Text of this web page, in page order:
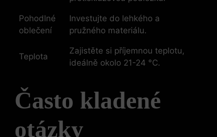
Pohodlné
oblečení
Investujte do lehkého a
pružného materiálu.
Teplota
Zajistěte si příjemnou teplotu,
ideálně okolo 21-24 °C.
Často kladené
otázky